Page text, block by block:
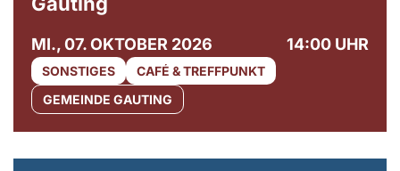
MI., 07. OKTOBER 2026 14:00 UHR
SONSTIGES
CAFÉ & TREFFPUNKT
GEMEINDE GAUTING